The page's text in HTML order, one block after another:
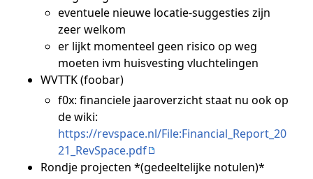
eventuele nieuwe locatie-suggesties zijn
zeer welkom
er lijkt momenteel geen risico op weg
moeten ivm huisvesting vluchtelingen
WVTTK (foobar)
f0x: financiele jaaroverzicht staat nu ook op
de wiki:
https://revspace.nl/File:Financial_Report_20
21_RevSpace.pdf
Rondje projecten *(gedeeltelijke notulen)*